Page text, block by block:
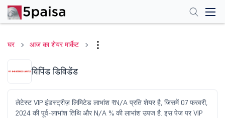
घर आज का शेयर मार्केट
विपिंड डिविडेंड
लेटेस्ट VIP इंडस्ट्रीज़ लिमिटेड लाभांश ₹N/A प्रति शेयर है, जिसमें 07 फरवरी,
2024 की पूर्व-लाभांश तिथि और N/A % की लाभांश उपज है. इस पेज पर VIP